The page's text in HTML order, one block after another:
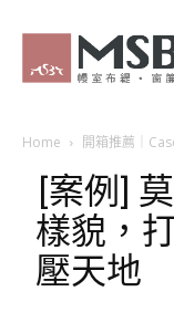
Home 開箱推薦｜
[案例]
樣貌，
壓天地